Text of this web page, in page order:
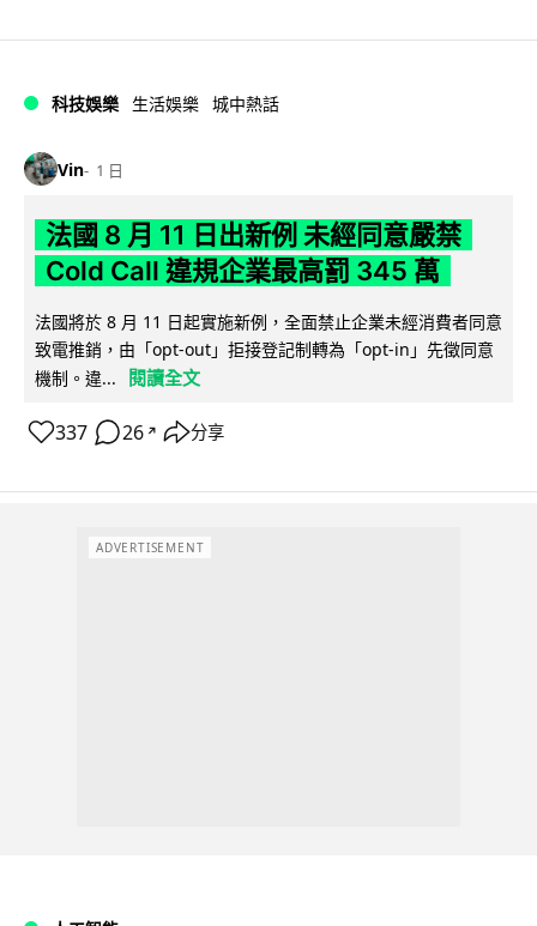
科技娛樂 生活娛樂 城中熱話
Vin 1 日
法國 8 月 11 日出新例 未經同意嚴禁
Cold Call 違規企業最高罰 345 萬
法國將於 8 月 11 日起實施新例，全面禁止企業未經消費者同意
致電推銷，由「opt-out」拒接登記制轉為「opt-in」先徵同意
機制。違...
閱讀全文
337 26 ↗ 分享
ADVERTISEMENT